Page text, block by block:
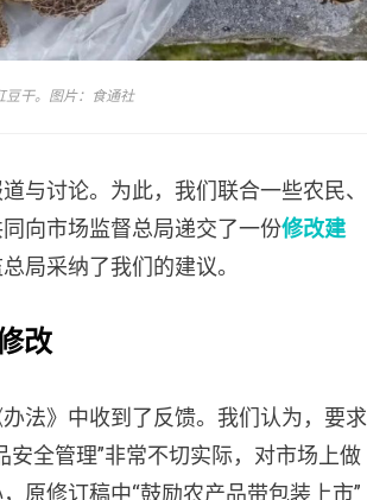
豆干。图片：食通社
与讨论。为此，我们联合一些农民、
向市场监督总局递交了一份修改建
局采纳了我们的建议。
改
法》中收到了反馈。我们认为，要求
全管理”非常不切实际，对市场上做
原修订稿中“鼓励农产品带包装上市”